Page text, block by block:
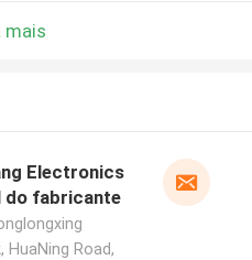
mais
Electronics
do fabricante
HuaNing Road,